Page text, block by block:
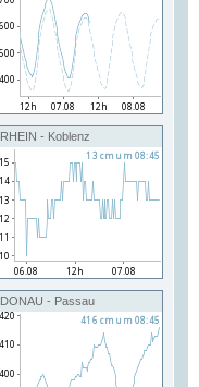
RHEIN - Koblenz
DONAU - Passau